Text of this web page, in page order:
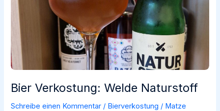
Bier Verkostung: Welde Naturstoff
Schreibe einen Kommentar / Bierverkostung / Matze